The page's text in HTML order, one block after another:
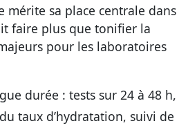
mérite sa place centrale dans
faire plus que tonifier la
pour les laboratoires
durée : tests sur 24 à 48 h,
taux d’hydratation, suivi de